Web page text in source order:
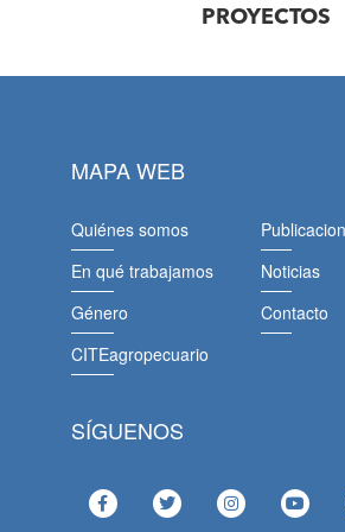
PROYECTOS
MAPA WEB
Quiénes somos
En qué trabajamos
Género
CITEagropecuario
Noticias
Contacto
SÍGUENOS